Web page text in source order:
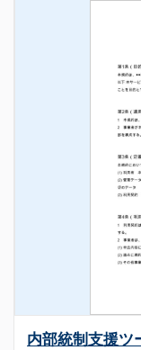
内部統制支援ツ